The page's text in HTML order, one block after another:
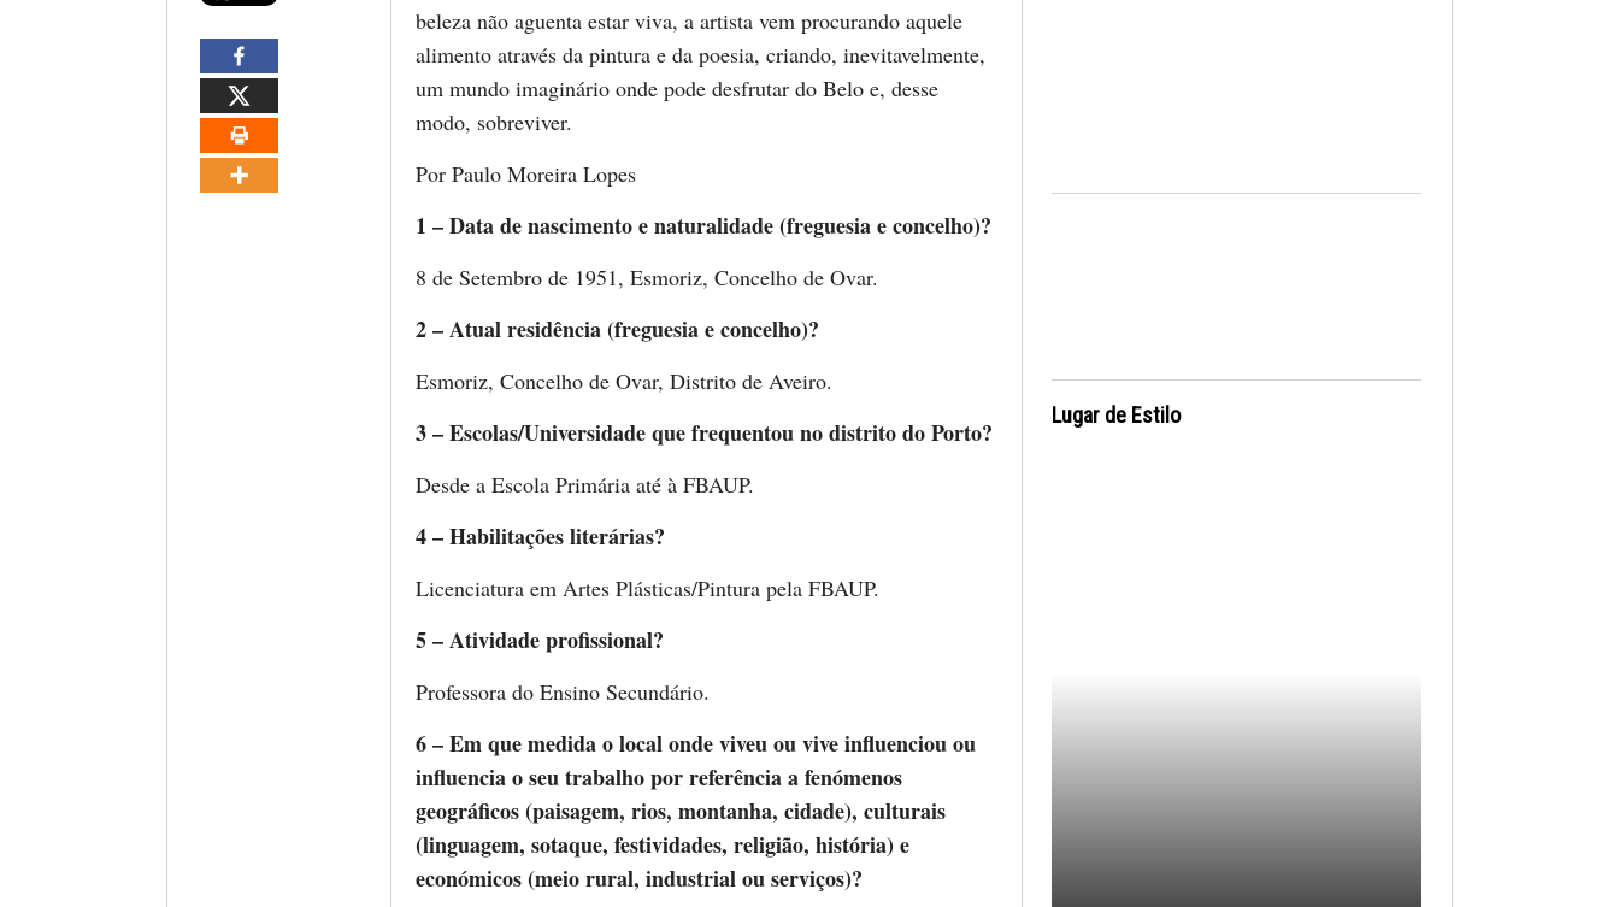
beleza não aguenta estar viva, a artista vem procurando aquele
alimento através da pintura e da poesia, criando, inevitavelmente,
um mundo imaginário onde pode desfrutar do Belo e, desse
modo, sobreviver.
Por Paulo Moreira Lopes
1 – Data de nascimento e naturalidade (freguesia e concelho)?
8 de Setembro de 1951, Esmoriz, Concelho de Ovar.
2 – Atual residência (freguesia e concelho)?
Esmoriz, Concelho de Ovar, Distrito de Aveiro.
3 – Escolas/Universidade que frequentou no distrito do Porto?
Desde a Escola Primária até à FBAUP.
4 – Habilitações literárias?
Licenciatura em Artes Plásticas/Pintura pela FBAUP.
5 – Atividade profissional?
Professora do Ensino Secundário.
6 – Em que medida o local onde viveu ou vive influenciou ou
influencia o seu trabalho por referência a fenómenos
geográficos (paisagem, rios, montanha, cidade), culturais
(linguagem, sotaque, festividades, religião, história) e
económicos (meio rural, industrial ou serviços)?
Lugar de Estilo